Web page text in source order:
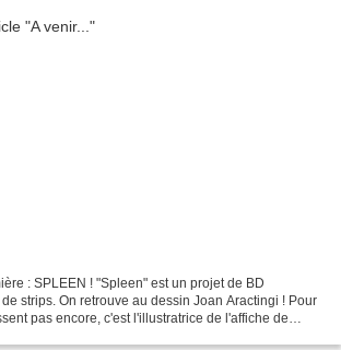
: SPLEEN ! "Spleen" est un projet de BD
strips. On retrouve au dessin Joan Aractingi ! Pour
pas encore, c'est l'illustratrice de l'affiche de